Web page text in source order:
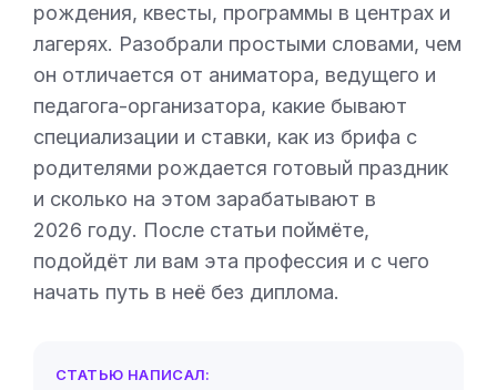
рождения, квесты, программы в центрах и
лагерях. Разобрали простыми словами, чем
он отличается от аниматора, ведущего и
педагога-организатора, какие бывают
специализации и ставки, как из брифа с
родителями рождается готовый праздник
и сколько на этом зарабатывают в
2026 году. После статьи поймёте,
подойдёт ли вам эта профессия и с чего
начать путь в неё без диплома.
СТАТЬЮ НАПИСАЛ: